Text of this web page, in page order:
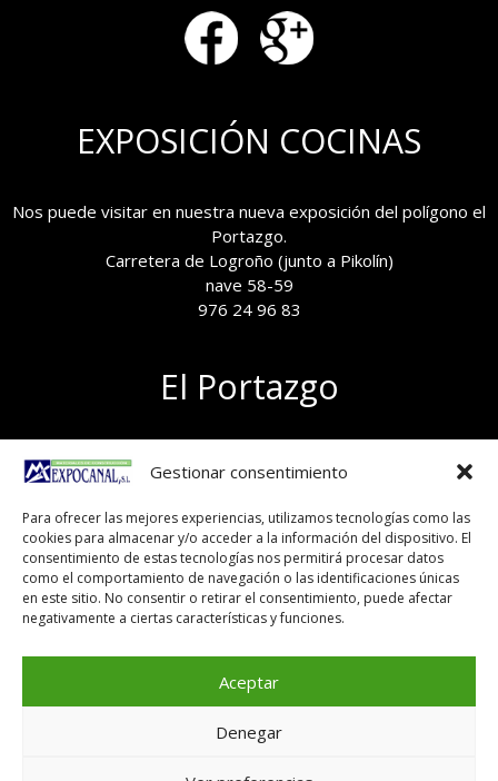
Gestionar consentimiento
Para ofrecer las mejores experiencias, utilizamos tecnologías como las
cookies para almacenar y/o acceder a la información del dispositivo. El
consentimiento de estas tecnologías nos permitirá procesar datos
como el comportamiento de navegación o las identificaciones únicas
en este sitio. No consentir o retirar el consentimiento, puede afectar
negativamente a ciertas características y funciones.
Aceptar
Denegar
EXPOSICIÓN COCINAS
Nos puede visitar en nuestra nueva exposición del polígono el
Portazgo.
Carretera de Logroño (junto a Pikolín)
nave 58-59
976 24 96 83
El Portazgo
Polígono el Portazgo, nave 59
50011 Zaragoza
Tel 976 24 96 83
exposicion@expocanal.es
Aviso Legal
Política de cookies